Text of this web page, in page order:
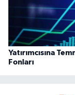
Yatırımcısına
Fonları